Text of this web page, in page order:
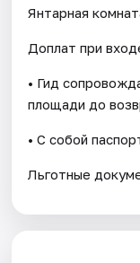
Янтарная
Доплат при
• Гид
площади до
• С собой
Льготные